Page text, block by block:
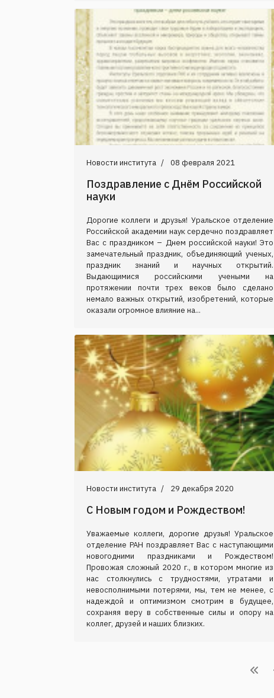
Новости института 08 февраля 2021
Поздравление с Днём Российской
науки
Дорогие коллеги и друзья! Уральское отделение
Российской академии наук сердечно поздравляет
Вас с праздником – Днем российской науки! Это
замечательный праздник, объединяющий ученых,
праздник знаний и научных открытий.
Выдающимися российскими учеными на
протяжении почти трех веков было сделано
немало важных открытий, изобретений, которые
оказали огромное влияние на...
Новости института 29 декабря 2020
С Новым годом и Рождеством!
Уважаемые коллеги, дорогие друзья! Уральское
отделение РАН поздравляет Вас с наступающими
новогодними праздниками и Рождеством!
Провожая сложный 2020 г., в котором многие из
нас столкнулись с трудностями, утратами и
невосполнимыми потерями, мы, тем не менее, с
надеждой и оптимизмом смотрим в будущее,
сохраняя веру в собственные силы и опору на
коллег, друзей и наших близких.